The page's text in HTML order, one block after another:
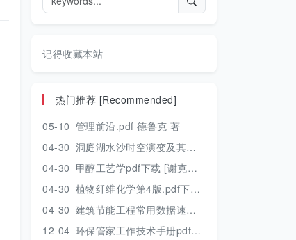
记得收藏本站
热门推荐 [Recommended]
05-10 管理前沿.pdf 德鲁克 著
04-30 洞庭湖水沙时空演变及其对水资源安全的影响研究.pdf 胡光伟 著 2017年版
04-30 甲醇工艺学pdf下载 [谢克昌 房鼎业主编] 2010年版
04-30 植物纤维化学第4版.pdf下载 [裴继诚主编] 2012年版
04-30 建筑节能工程常用数据速查手册.pdf下载 [陈慢勤著] 2010年版
12-04 环保管家工作技术手册pdf下载 2019年版